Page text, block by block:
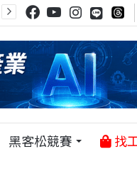
黑客松競賽 找